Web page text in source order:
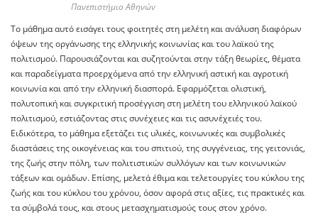
Πανεπιστήμιο Αθηνών
Το μάθημα αυτό εισάγει τους φοιτητές στη μελέτη και ανάλυση διαφόρων
όψεων της οργάνωσης της ελληνικής κοινωνίας και του λαϊκού της
πολιτισμού. Παρουσιάζονται και συζητούνται στην τάξη θεωρίες, θέματα
και παραδείγματα προερχόμενα από την ελληνική αστική και αγροτική
κοινωνία και από την ελληνική διασπορά. Εφαρμόζεται ολιστική,
πολυτοπική και συγκριτική προσέγγιση στη μελέτη του ελληνικού λαϊκού
πολιτισμού, εστιάζοντας στις συνέχειες και τις ασυνέχειές του.
Ειδικότερα, το μάθημα εξετάζει τις υλικές, κοινωνικές και συμβολικές
διαστάσεις της οικογένειας και του σπιτιού, της συγγένειας, της γειτονιάς,
της ζωής στην πόλη, των πολιτιστικών συλλόγων και των κοινωνικών
τάξεων και ομάδων. Επίσης, μελετά έθιμα και τελετουργίες του κύκλου της
ζωής και του κύκλου του χρόνου, όσον αφορά στις αξίες, τις πρακτικές και
τα σύμβολά τους, και στους μετασχηματισμούς τους στον χρόνο.